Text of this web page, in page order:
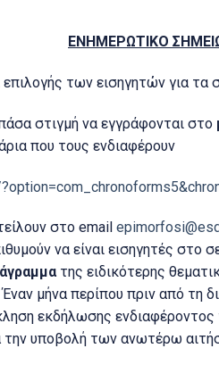
ΕΝΗΜΕΡΩΤΙΚΟ
των εισηγητών για τα
στιγμή να εγγράφονται στο
που τους ενδιαφέρουν
στο email
να είναι εισηγητές στο
της ειδικότερης
Έναν μήνα περίπου πριν από τη
εκδήλωσης ενδιαφέροντος
την υποβολή των ανωτέρω